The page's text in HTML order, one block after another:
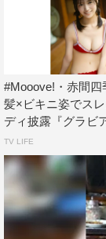
#Mooove!・赤間四
髪×ビキニ姿でス
ディ披露『グラビ
TV LIFE